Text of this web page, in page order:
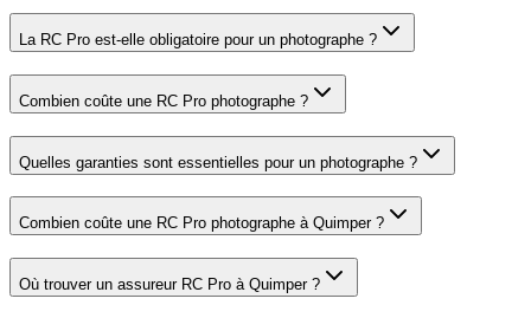
La RC Pro est-elle obligatoire pour un photographe ?
Combien coûte une RC Pro photographe ?
Quelles garanties sont essentielles pour un photographe ?
Combien coûte une RC Pro photographe à Quimper ?
Où trouver un assureur RC Pro à Quimper ?